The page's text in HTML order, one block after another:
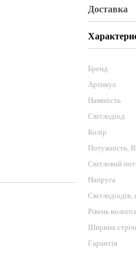
Доставка
Бренд
Артикул
Наявність
Світлодіод
Колір
Потужність,
Світловий
Напруга
Рівень
Ширина
Гарантія